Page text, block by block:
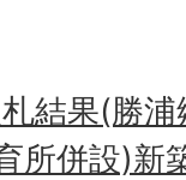
結果(勝
所併設)新